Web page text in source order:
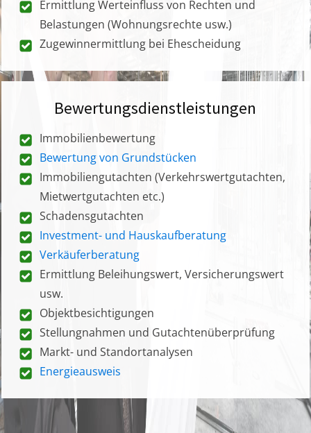
Ermittlung Werteinfluss von Rechten und
Belastungen (Wohnungsrechte usw.)
Zugewinnermittlung bei Ehescheidung
Bewertungsdienstleistungen
Immobilienbewertung
Bewertung von Grundstücken
Immobiliengutachten (Verkehrswertgutachten,
Mietwertgutachten etc.)
Schadensgutachten
Investment- und Hauskaufberatung
Verkäuferberatung
Ermittlung Beleihungswert, Versicherungswert
usw.
Objektbesichtigungen
Stellungnahmen und Gutachtenüberprüfung
Markt- und Standortanalysen
Energieausweis